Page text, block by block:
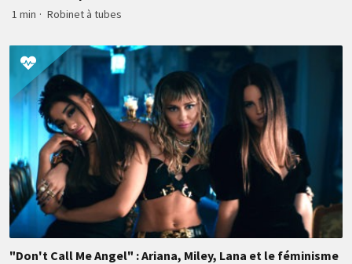
1 min · Robinet à tubes
"Don't Call Me Angel" : Ariana, Miley, Lana et le féminisme